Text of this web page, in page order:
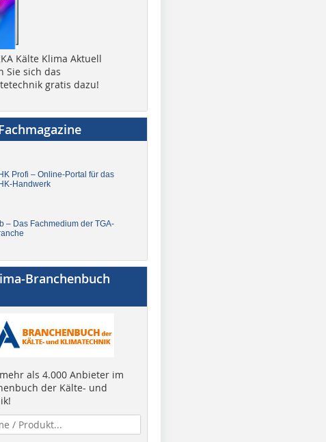
Kälte Klima Aktuell
Sie sich das
gratis dazu!
Profi – Online-Portal für das
Handwerk
– Das Fachmedium der TGA-
Branchenbuch
als 4.000 Anbieter im
der Kälte- und